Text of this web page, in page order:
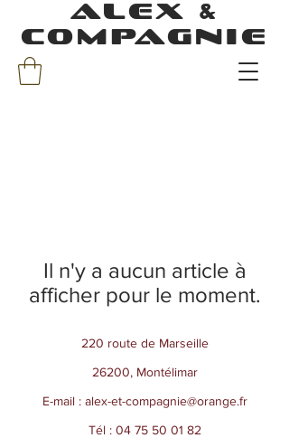
ALEX &
COMPAGNIE
Il n'y a aucun article à
afficher pour le moment.
220 route de Marseille
26200, Montélimar
E-mail : alex-et-compagnie@orange.fr
Tél : 04 75 50 01 82